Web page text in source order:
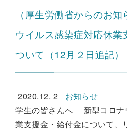
（厚生労働省からのお
ウイルス感染症対応休業
ついて（12月２日追記）
2020.12. 2
お知らせ
学生の皆さんへ 新型コロナ
業支援金・給付金について、